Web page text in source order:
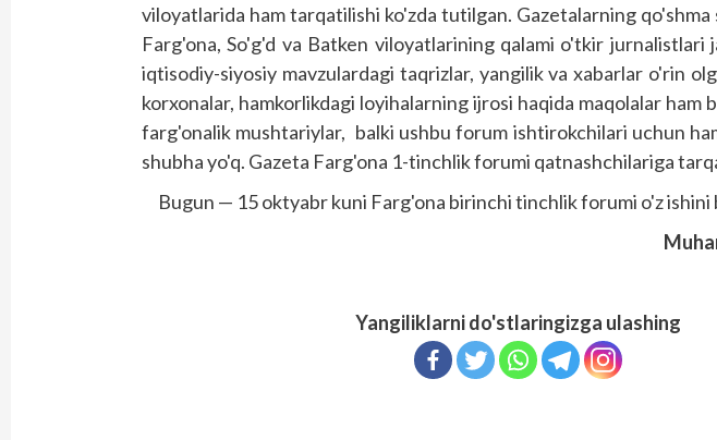
viloyatlarida ham tarqatilishi ko'zda tutilgan. Gazetalarning
Farg'ona, So'g'd va Batken viloyatlarining qalami o'tkir jurnalistlari
iqtisodiy-siyosiy mavzulardagi taqrizlar, yangilik va xabarlar o'rin
korxonalar, hamkorlikdagi loyihalarning ijrosi haqida maqolalar ham
farg'onalik mushtariylar, balki ushbu forum ishtirokchilari uchun
shubha yo'q. Gazeta Farg'ona 1-tinchlik forumi qatnashchilariga
Bugun — 15 oktyabr kuni Farg'ona birinchi tinchlik forumi o'z ishini
Yangiliklarni do'stlaringizga ulashing